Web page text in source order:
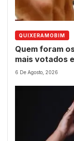
QUIXERAMOBIM
Quem foram
mais votados
de 2022?
6 De Agosto, 2026